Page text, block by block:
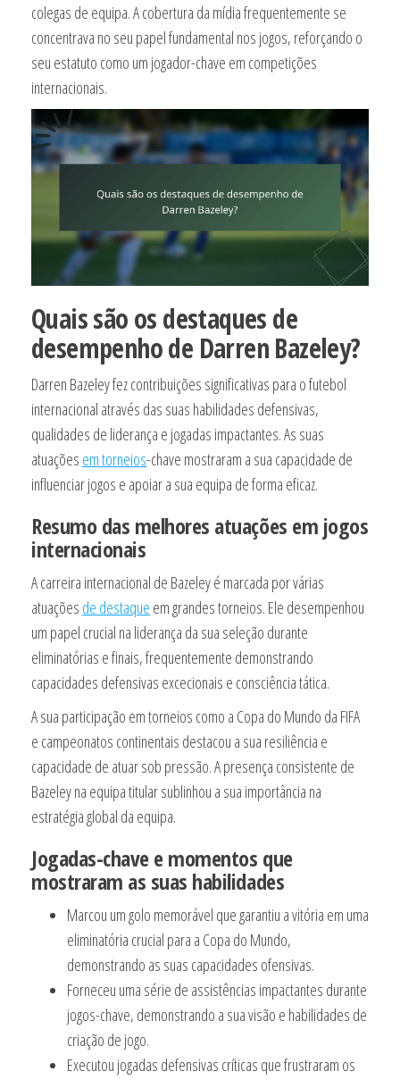
colegas de equipa. A cobertura da mídia frequentemente se
concentrava no seu papel fundamental nos jogos, reforçando o
seu estatuto como um jogador-chave em competições
internacionais.
Quais são os destaques de
desempenho de Darren Bazeley?
Darren Bazeley fez contribuições significativas para o futebol
internacional através das suas habilidades defensivas,
qualidades de liderança e jogadas impactantes. As suas
atuações em torneios-chave mostraram a sua capacidade de
influenciar jogos e apoiar a sua equipa de forma eficaz.
Resumo das melhores atuações em jogos
internacionais
A carreira internacional de Bazeley é marcada por várias
atuações de destaque em grandes torneios. Ele desempenhou
um papel crucial na liderança da sua seleção durante
eliminatórias e finais, frequentemente demonstrando
capacidades defensivas excecionais e consciência tática.
A sua participação em torneios como a Copa do Mundo da FIFA
e campeonatos continentais destacou a sua resiliência e
capacidade de atuar sob pressão. A presença consistente de
Bazeley na equipa titular sublinhou a sua importância na
estratégia global da equipa.
Jogadas-chave e momentos que
mostraram as suas habilidades
Marcou um golo memorável que garantiu a vitória em uma
eliminatória crucial para a Copa do Mundo,
demonstrando as suas capacidades ofensivas.
Forneceu uma série de assistências impactantes durante
jogos-chave, demonstrando a sua visão e habilidades de
criação de jogo.
Executou jogadas defensivas críticas que frustraram os